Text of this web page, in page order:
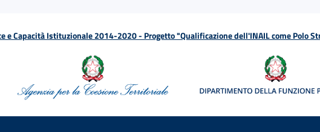
e Capacità Istituzionale 2014-2020 - Progetto "Qualificazione dell'INAIL come Polo